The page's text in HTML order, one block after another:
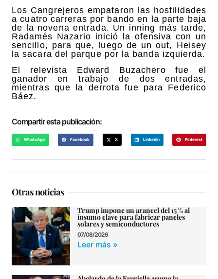
Los Cangrejeros empataron las hostilidades
a cuatro carreras por bando en la parte baja
de la novena entrada. Un inning más tarde,
Radamés Nazario inició la ofensiva con un
sencillo, para que, luego de un out, Heisey
la sacara del parque por la banda izquierda.
El relevista Edward Buzachero fue el
ganador en trabajo de dos entradas,
mientras que la derrota fue para Federico
Báez.
Compartir esta publicación:
WhatsApp Facebook X LinkedIn Pinterest
Otras noticias
Trump impone un arancel del 15 % al
insumo clave para fabricar paneles
solares y semiconductores
07/08/2026
Leer más »